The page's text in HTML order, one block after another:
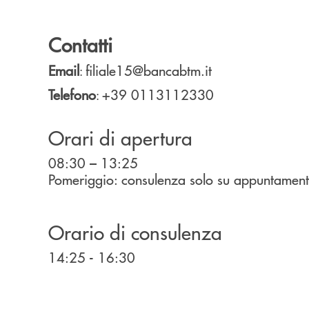
Contatti
Email: filiale15@bancabtm.it
Telefono: +39 0113112330
Orari di apertura
08:30 – 13:25
Pomeriggio: consulenza solo su
Orario di consulenza
14:25 - 16:30